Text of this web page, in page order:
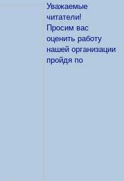
Уважаемые
читатели!
Просим вас
оценить работу
нашей организации
пройдя по